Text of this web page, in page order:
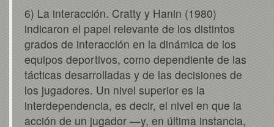
6) La interacción. Cratty y Hanin (1980)
indicaron el papel relevante de los distintos
grados de interacción en la dinámica de los
equipos deportivos, como dependiente de las
tácticas desarrolladas y de las decisiones de
los jugadores. Un nivel superior es la
interdependencia, es decir, el nivel en que la
acción de un jugador —y, en última instancia,